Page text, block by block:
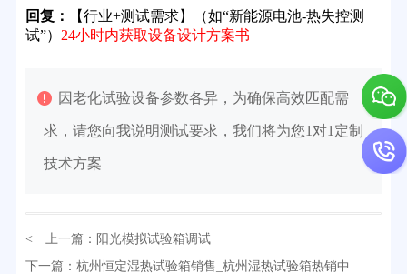
回复：
【行业+测试需求】（如“新能源电池-热失控测
试”） 24小时内获取设备设计方案书
因老化试验设备参数各异，为确保高效匹配需
求，请您向我说明测试要求，我们将为您1对1定制
技术方案
< 上一篇： 阳光模拟试验箱调试
下一篇： 杭州恒定湿热试验箱销售_杭州湿热试验箱热销中
32分钟前用户提问：氙灯老化试验箱价格多少？